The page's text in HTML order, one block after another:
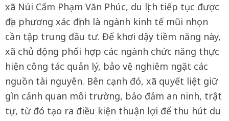
xã Núi Cấm Phạm Văn Phúc, du lịch tiếp tục được
địa phương xác định là ngành kinh tế mũi nhọn
cần tập trung đầu tư. Để khơi dậy tiềm năng này,
xã chủ động phối hợp các ngành chức năng thực
hiện công tác quản lý, bảo vệ nghiêm ngặt các
nguồn tài nguyên. Bên cạnh đó, xã quyết liệt giữ
gìn cảnh quan môi trường, bảo đảm an ninh, trật
tự, từ đó tạo ra điều kiện thuận lợi để thu hút du